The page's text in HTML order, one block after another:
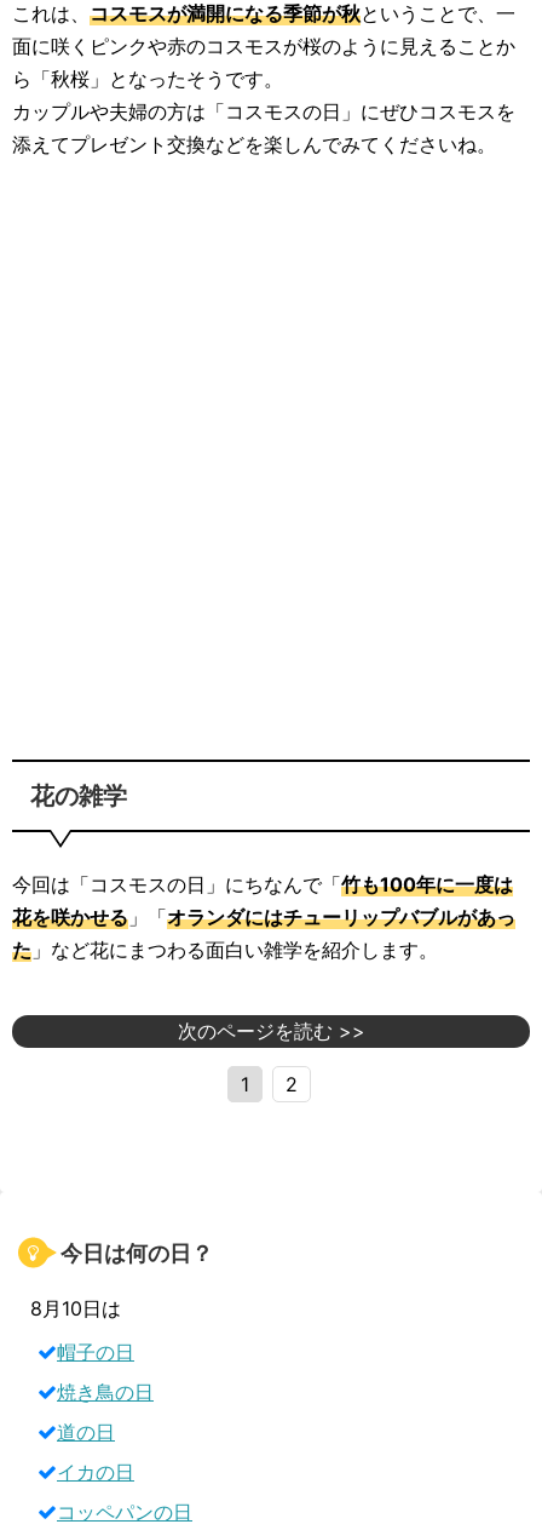
これは、 コスモスが満開になる季節が秋ということで、一
面に咲くピンクや赤のコスモスが桜のように見えることか
ら「秋桜」となったそうです。
カップルや夫婦の方は「コスモスの日」にぜひコスモスを
添えてプレゼント交換などを楽しんでみてくださいね。
花の雑学
今回は「コスモスの日」にちなんで「竹も100年に一度は
花を咲かせる 」「オランダにはチューリップバブルがあっ
た 」など花にまつわる面白い雑学を紹介します。
次のページを読む >>
1 2
今日は何の日？
8月10日は
帽子の日
焼き鳥の日
道の日
イカの日
コッペパンの日